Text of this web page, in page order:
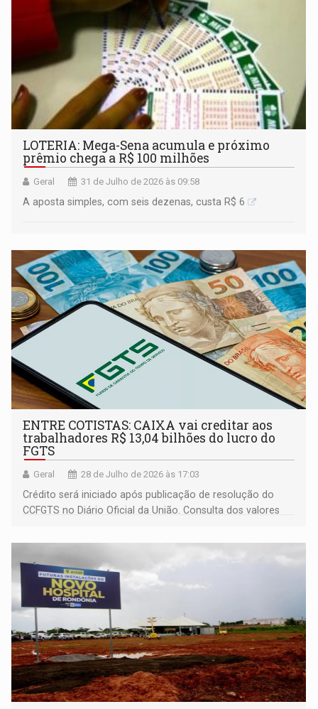
LOTERIA: Mega-Sena acumula e próximo
prêmio chega a R$ 100 milhões
Geral 31 de Julho de 2026 às 09:58
A aposta simples, com seis dezenas, custa R$ 6
ENTRE COTISTAS: CAIXA vai creditar aos
trabalhadores R$ 13,04 bilhões do lucro do
FGTS
Geral 28 de Julho de 2026 às 17:03
Crédito será iniciado após publicação de resolução do
CCFGTS no Diário Oficial da União. Consulta dos valores